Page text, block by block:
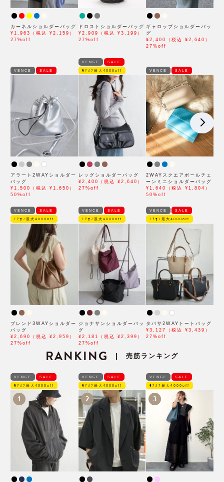
カーネルショルダーバッグ
¥1,963（税込 ¥2,159）
27%off
ドロストショルダーバッグ
¥2,909（税込 ¥3,199）
27%off
ギャロップショルダーバッ
グ
¥2,400（税込 ¥2,640）
27%off
VENCE SALE
アラート2WAYショルダー
バッグ
¥1,500（税込 ¥1,650）
50%off
VENCE SALE
ﾓｱｵﾌ最大4000off
レッグショルダーバッグ
¥2,400（税込 ¥2,640）
27%off
VENCE SALE
2WAYスクエアボールチェ
ーンミニショルダーバッグ
¥1,640（税込 ¥1,804）
50%off
VENCE SALE
ﾓｱｵﾌ最大4000off
ブレンド3WAYショルダー
バッグ
¥2,690（税込 ¥2,959）
27%off
VENCE SALE
ﾓｱｵﾌ最大4000off
ジョナサンショルダーバッ
グ
¥2,181（税込 ¥2,399）
27%off
VENCE SALE
ﾓｱｵﾌ最大4000off
タバサ2WAYトートバッグ
¥3,127（税込 ¥3,439）
27%off
RANKING | 売筋ランキング
VENCE SALE
ﾓｱｵﾌ最大4000off
1
VENCE SALE
ﾓｱｵﾌ最大4000off
2
VENCE SALE
ﾓｱｵﾌ最大4000off
3